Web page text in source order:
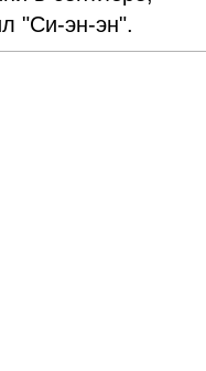
"Си-эн-эн".